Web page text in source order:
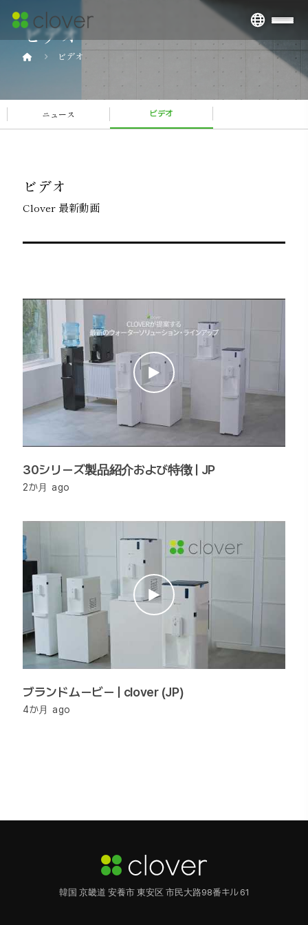
ビデオ
ビデオ
ニュース ビデオ
ビデオ
Clover 最新動画
30シリーズ製品紹介および特徴 | JP
2か月 ago
ブランドムービー | clover (JP)
4か月 ago
韓国 京畿道 安養市 東安区 市民大路98番キル 61